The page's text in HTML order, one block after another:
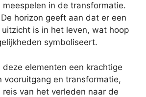
in de transformatie.
horizon geeft aan dat er een
is in het leven, wat hoop
symboliseert.
deze elementen een krachtige
vooruitgang en transformatie,
van het verleden naar de